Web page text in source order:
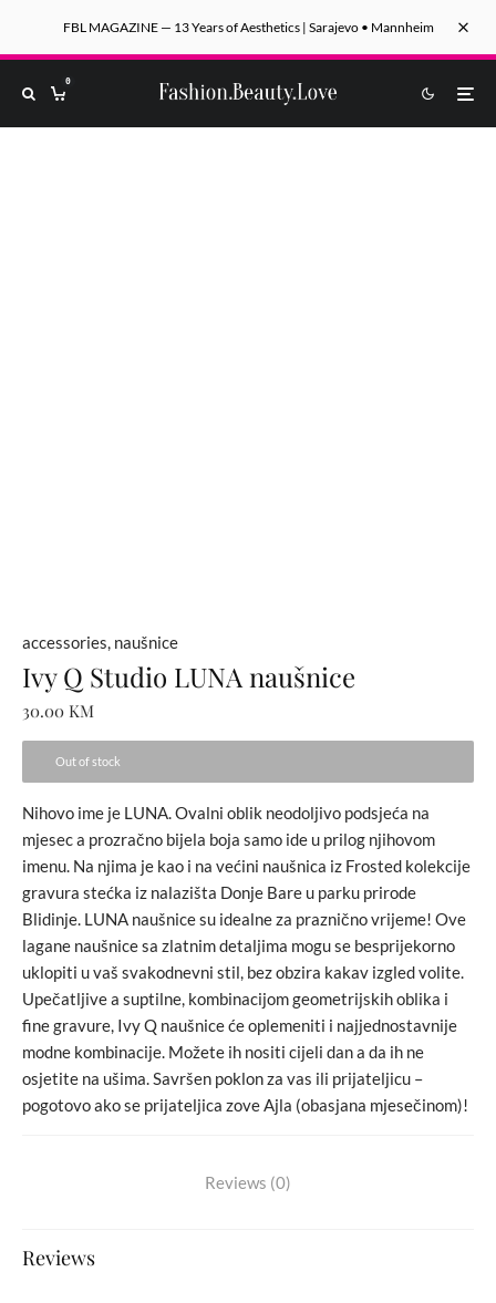
FBL MAGAZINE — 13 Years of Aesthetics | Sarajevo • Mannheim
0
accessories, naušnice
Ivy Q Studio LUNA naušnice
30.00 KM
Nihovo ime je LUNA. Ovalni oblik neodoljivo podsjeća na
mjesec a prozračno bijela boja samo ide u prilog njihovom
imenu. Na njima je kao i na većini naušnica iz Frosted kolekcije
gravura stećka iz nalazišta Donje Bare u parku prirode
Blidinje. LUNA naušnice su idealne za praznično vrijeme! Ove
lagane naušnice sa zlatnim detaljima mogu se besprijekorno
uklopiti u vaš svakodnevni stil, bez obzira kakav izgled volite.
Upečatljive a suptilne, kombinacijom geometrijskih oblika i
fine gravure, Ivy Q naušnice će oplemeniti i najjednostavnije
modne kombinacije. Možete ih nositi cijeli dan a da ih ne
osjetite na ušima. Savršen poklon za vas ili prijateljicu –
pogotovo ako se prijateljica zove Ajla (obasjana mjesečinom)!
Out of stock
Reviews (0)
Reviews